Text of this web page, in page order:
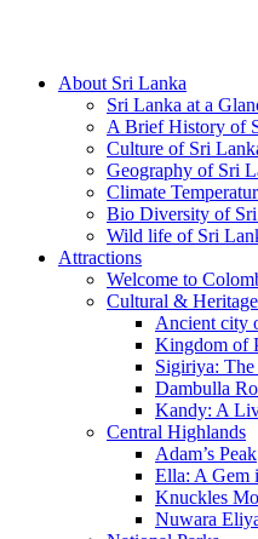
About Sri Lanka
Sri Lanka at a
A Brief History of
Culture of Sri
Geography of Sri
Climate
Bio Diversity of
Wild life of Sri
Attractions
Welcome to
Cultural & Heritage
Ancient city
Kingdom of
Sigiriya:
Dambulla
Kandy: A
Central Highlands
Adam’s Peak
Ella: A Gem
Knuckles
Nuwara